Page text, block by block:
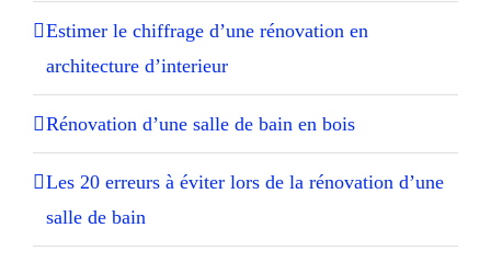
Estimer le chiffrage d’une rénovation en
architecture d’interieur
Rénovation d’une salle de bain en bois
Les 20 erreurs à éviter lors de la rénovation d’une
salle de bain